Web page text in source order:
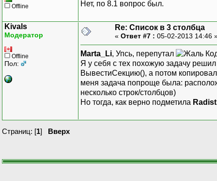
Offline Нет, по 8.1 вопрос был.
Kivals
Модератор
Offline
Пол:
Re: Список в 3 столбца
« Ответ #7 : 05-02-2013 14:46
Marta_Li, Упсь, перепутал
Я у себя с тех похожую задачу
ВывестиСекцию(), а потом копировал
меня задача попроще была:
несколько строк/столбцов)
Но тогда, как верно подметила
Страниц: [1] Вверх